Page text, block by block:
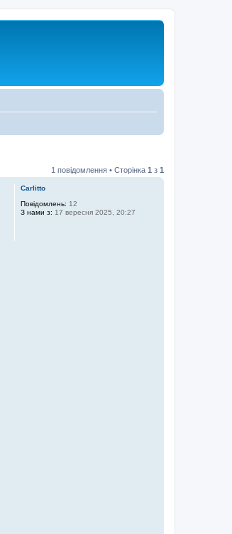
1 повідомлення • Сторінка 1 з 1
Carlitto
Повідомлень: 12
З нами з: 17 вересня 2025, 20:27